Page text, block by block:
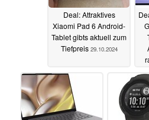
Deal: Attraktives
Xiaomi Pad 6 Android-
Tablet gibts aktuell zum
Tiefpreis 29.10.2024